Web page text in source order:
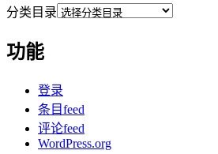
分类目录
功能
登录
条目feed
评论feed
WordPress.org